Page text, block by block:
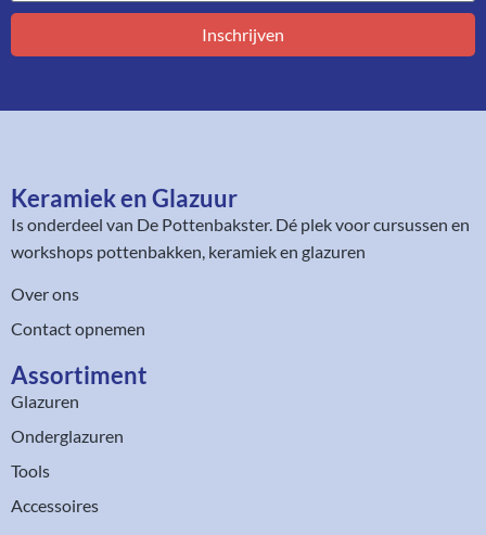
Inschrijven
Keramiek en Glazuur​
Is onderdeel van De Pottenbakster. Dé plek voor cursussen en
workshops pottenbakken, keramiek en glazuren
Over ons
Contact opnemen
Assortiment​
Glazuren
Onderglazuren
Tools
Accessoires